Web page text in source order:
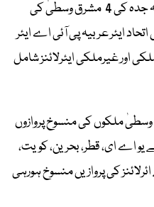
فیصل آباد ایئرپورٹ سے دبئی شارجہ جدہ کی 4 مشرق وسطیٰ کی
ایئر عربیہ پی آئی اے ایئر
اور غیرملکی ایئرلائنز شامل
مشرق وسطیٰ ملکوں کی منسوخ پروازوں
28 فروری سے یو اے ای، قطر، بحرین، کویت،
کی پروازیں منسوخ ہورہی